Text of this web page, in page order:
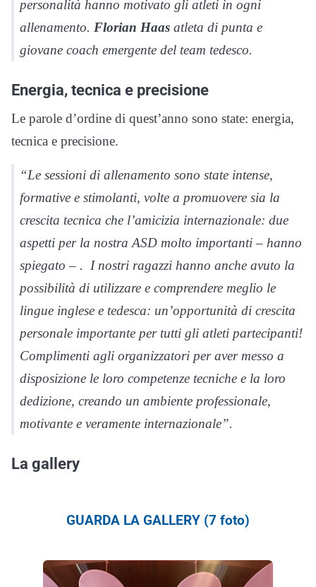
personalità hanno motivato gli atleti in ogni
allenamento. Florian Haas atleta di punta e
giovane coach emergente del team tedesco.
Energia, tecnica e precisione
Le parole d’ordine di quest’anno sono state: energia,
tecnica e precisione.
“Le sessioni di allenamento sono state intense,
formative e stimolanti, volte a promuovere sia la
crescita tecnica che l’amicizia internazionale: due
aspetti per la nostra ASD molto importanti – hanno
spiegato – . I nostri ragazzi hanno anche avuto la
possibilità di utilizzare e comprendere meglio le
lingue inglese e tedesca: un’opportunità di crescita
personale importante per tutti gli atleti partecipanti!
Complimenti agli organizzatori per aver messo a
disposizione le loro competenze tecniche e la loro
dedizione, creando un ambiente professionale,
motivante e veramente internazionale”.
La gallery
GUARDA LA GALLERY (7 foto)